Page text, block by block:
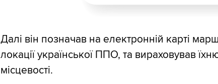
Далі він позначав на електронній карті
локації української ППО, та вираховував
місцевості.